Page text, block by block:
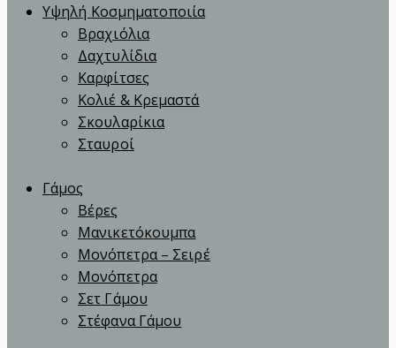
Υψηλή Κοσμηματοποιία
Βραχιόλια
Δαχτυλίδια
Καρφίτσες
Κολιέ & Κρεμαστά
Σκουλαρίκια
Σταυροί
Γάμος
Βέρες
Μανικετόκουμπα
Μονόπετρα – Σειρέ
Μονόπετρα
Σετ Γάμου
Στέφανα Γάμου